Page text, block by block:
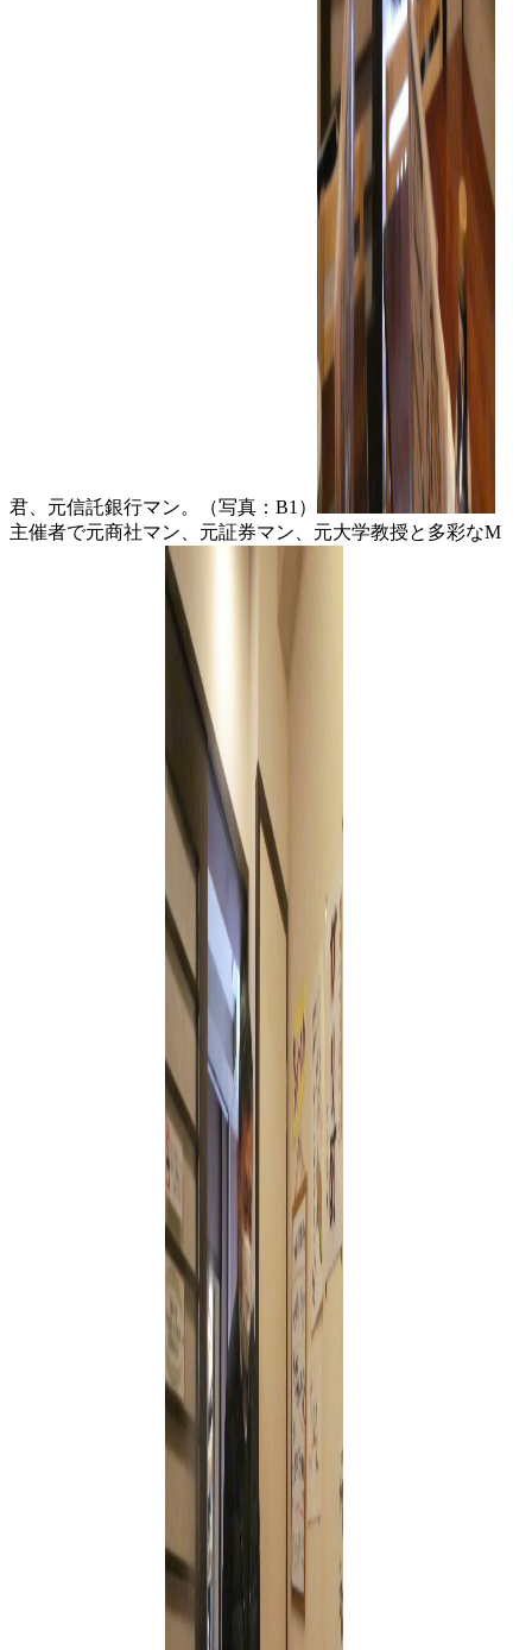
君、元信託銀行マン。（写真：B1）
主催者で元商社マン、元証券マン、元大学教授と多彩なM